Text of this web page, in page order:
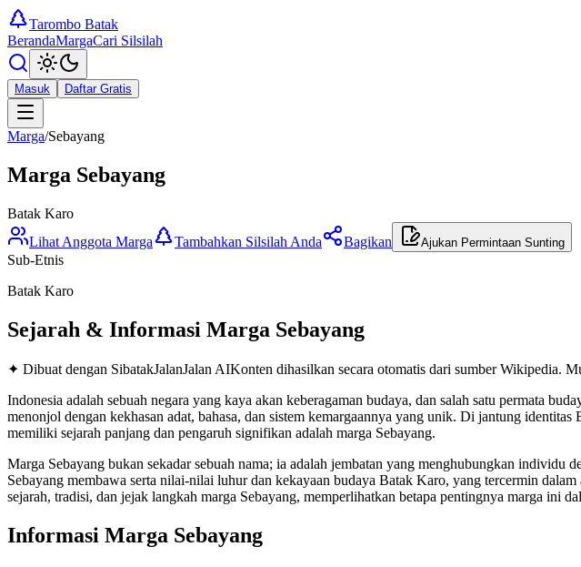
Tarombo Batak
BerandaMargaCari Silsilah
Masuk Daftar Gratis
Marga/Sebayang
Marga Sebayang
Batak Karo
Lihat Anggota Marga
Tambahkan Silsilah Anda Bagikan Ajukan Permintaan Sunting
Sub-Etnis
Batak Karo
Sejarah & Informasi Marga Sebayang
✦ Dibuat dengan SibatakJalanJalan AIKonten dihasilkan secara otomatis dari sumber Wikipedia.
Indonesia adalah sebuah negara yang kaya akan keberagaman budaya, dan salah satu permata
menonjol dengan kekhasan adat, bahasa, dan sistem kemargaannya yang unik. Di jantung
memiliki sejarah panjang dan pengaruh signifikan adalah marga Sebayang.
Marga Sebayang bukan sekadar sebuah nama; ia adalah jembatan yang menghubungkan
Sebayang membawa serta nilai-nilai luhur dan kekayaan budaya Batak Karo, yang tercermin
sejarah, tradisi, dan jejak langkah marga Sebayang, memperlihatkan betapa pentingnya marga ini
Informasi Marga Sebayang